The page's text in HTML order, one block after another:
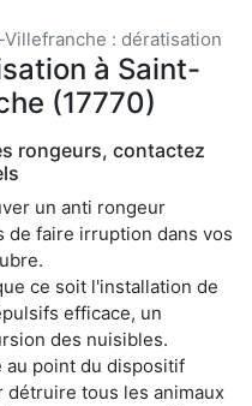
: dératisation
à Saint-
(17770)
rongeurs, contactez
un anti rongeur
de faire irruption dans vos
ce soit l'installation de
efficace, un
des nuisibles.
au point du dispositif
tous les animaux